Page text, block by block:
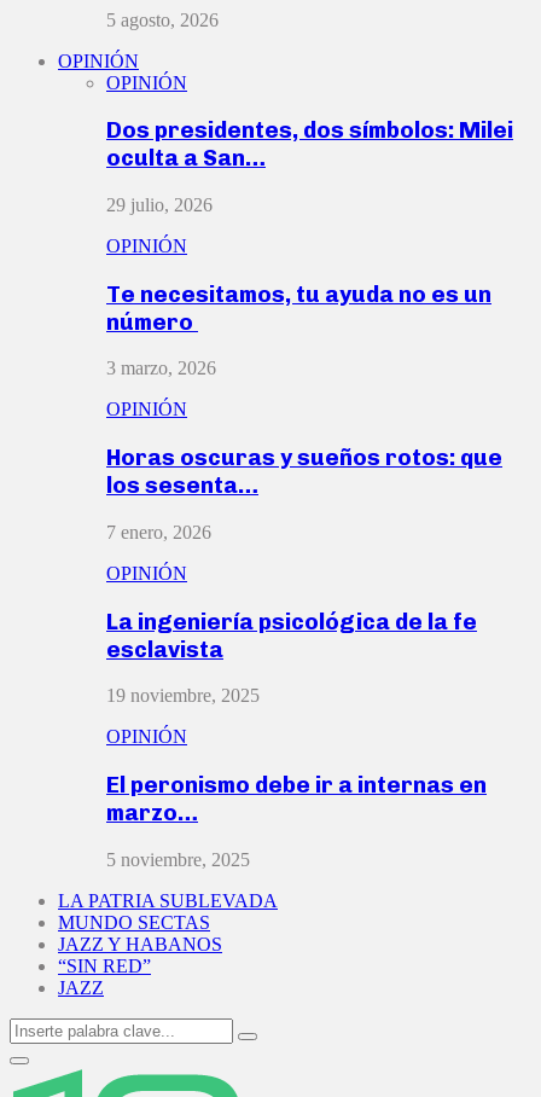
5 agosto, 2026
OPINIÓN
OPINIÓN
Dos presidentes, dos símbolos: Milei
oculta a San…
29 julio, 2026
OPINIÓN
Te necesitamos, tu ayuda no es un
número
3 marzo, 2026
OPINIÓN
Horas oscuras y sueños rotos: que
los sesenta…
7 enero, 2026
OPINIÓN
La ingeniería psicológica de la fe
esclavista
19 noviembre, 2025
OPINIÓN
El peronismo debe ir a internas en
marzo…
5 noviembre, 2025
LA PATRIA SUBLEVADA
MUNDO SECTAS
JAZZ Y HABANOS
“SIN RED”
JAZZ
Search
for:
Search
Primary
Menu